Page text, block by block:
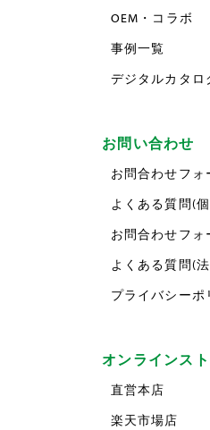
OEM・コラボ
事例一覧
デジタルカタロ
お問い合わせ
お問合わせフォ
よくある質問(
お問合わせフォ
よくある質問(
プライバシーポ
オンラインス
直営本店
楽天市場店